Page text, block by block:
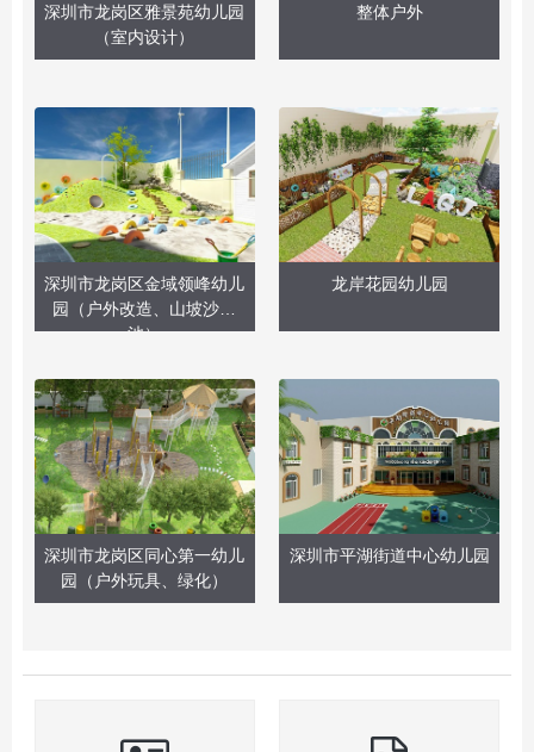
深圳市龙岗区雅景苑幼儿园
（室内设计）
整体户外
深圳市龙岗区金域领峰幼儿
园（户外改造、山坡沙水
池）
龙岸花园幼儿园
深圳市龙岗区同心第一幼儿
园（户外玩具、绿化）
深圳市平湖街道中心幼儿园